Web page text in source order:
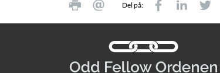
Del på: